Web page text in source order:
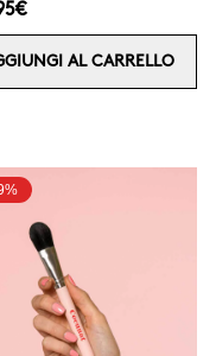
AL CARRELLO